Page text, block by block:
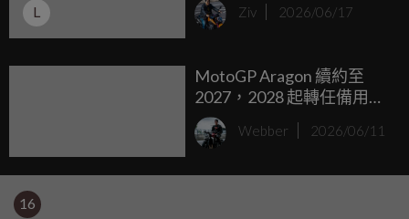
L
Brno
Ziv 2026/06/17
MotoGP Aragon 續約至
2027，2028 起轉任備用賽
道
Webber 2026/06/11
16